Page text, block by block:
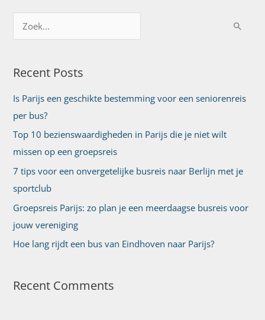
o
k
a
a
r
:
Recent Posts
Is Parijs een geschikte bestemming voor een seniorenreis
per bus?
Top 10 bezienswaardigheden in Parijs die je niet wilt
missen op een groepsreis
7 tips voor een onvergetelijke busreis naar Berlijn met je
sportclub
Groepsreis Parijs: zo plan je een meerdaagse busreis voor
jouw vereniging
Hoe lang rijdt een bus van Eindhoven naar Parijs?
Recent Comments